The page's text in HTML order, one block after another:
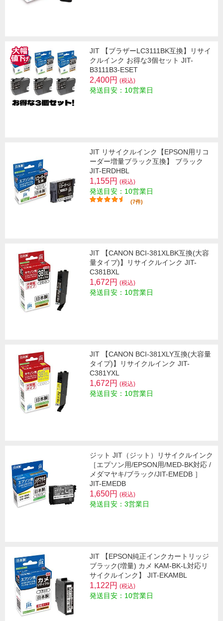
JIT 【ブラザーLC3111BK互換】リサイ
クルインク お得な3個セット JIT-
B3111B3-ESET
2,400円 (税込)
発送目安：10営業日
JIT リサイクルインク【EPSON用リコ
ーダー増量ブラック互換】 ブラック
JIT-ERDHBL
1,155円 (税込)
発送目安：10営業日
(7件)
JIT 【CANON BCI-381XLBK互換(大容
量タイプ)】リサイクルインク JIT-
C381BXL
1,672円 (税込)
発送目安：10営業日
JIT 【CANON BCI-381XLY互換(大容量
タイプ)】リサイクルインク JIT-
C381YXL
1,672円 (税込)
発送目安：10営業日
ジット JIT（ジット）リサイクルインク
［エプソン用/EPSON用/MED-BK対応 /
メダマヤキ/ブラック/JIT-EMEDB ］
JIT-EMEDB
1,650円 (税込)
発送目安：3営業日
JIT 【EPSON純正インクカートリッジ
ブラック(増量) カメ KAM-BK-L対応リ
サイクルインク】 JIT-EKAMBL
1,122円 (税込)
発送目安：10営業日